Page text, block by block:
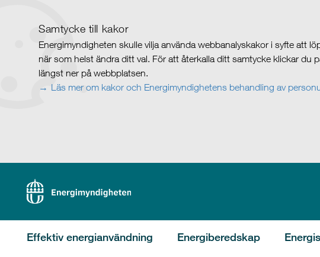
Samtycke till kakor
Energimyndigheten skulle vilja använda webbanalyskakor i syfte att
när som helst ändra ditt val. För att återkalla ditt samtycke klickar du
längst ner på webbplatsen.
Läs mer om kakor och Energimyndighetens behandling av
Effektiv energianvändning Energiberedskap